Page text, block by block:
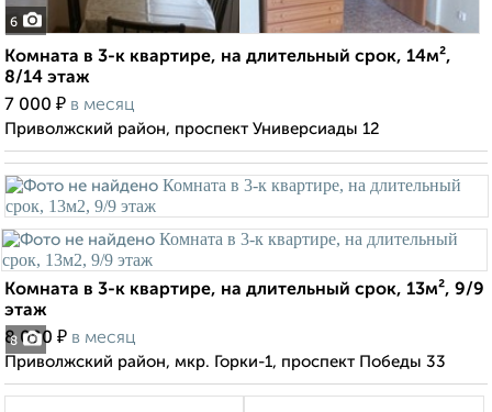
6
Комната в 3-к квартире, на длительный срок, 14м²,
8/14 этаж
7 000 ₽ в месяц
Приволжский район, проспект Универсиады 12
8
Комната в 3-к квартире, на длительный срок, 13м², 9/9
этаж
8 000 ₽ в месяц
Приволжский район, мкр. Горки-1, проспект Победы 33